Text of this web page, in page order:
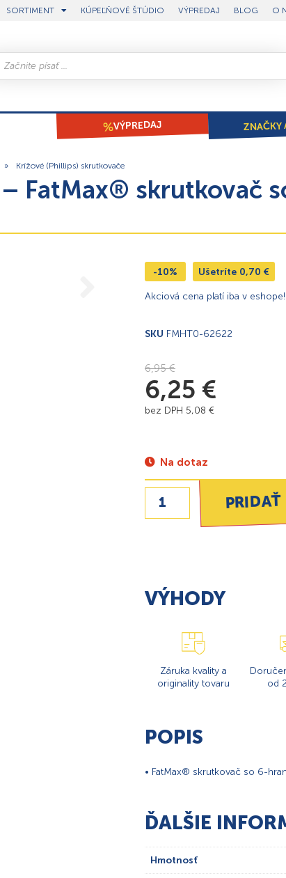
SORTIMENT KÚPEĽŇOVÉ ŠTÚDIO VÝPREDAJ BLOG O
VÝPREDAJ ZNAČKY
» Krížové (Phillips) skrutkovače
FatMax® skrutkovač
-10% Ušetríte 0,70 €
Akciová cena platí iba v eshope!
SKU FMHT0-62622
6,95€
6,25 €
bez DPH 5,08 €
Na dotaz
VÝHODY
Záruka kvality a
originality tovaru
od
POPIS
• FatMax® skrutkovač so 6-
ĎALŠIE
Hmotnosť